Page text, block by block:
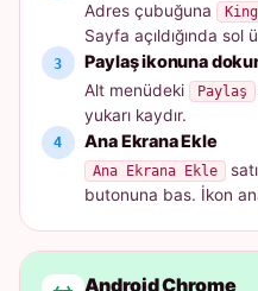
Adres çubuğuna
Sayfa açıldığında sol
Paylaş ikonuna
Alt menüdeki Paylaş
yukarı kaydır.
Ana Ekrana Ekle
Ana Ekrana Ekle
butonuna bas. İkon
Android Chrome